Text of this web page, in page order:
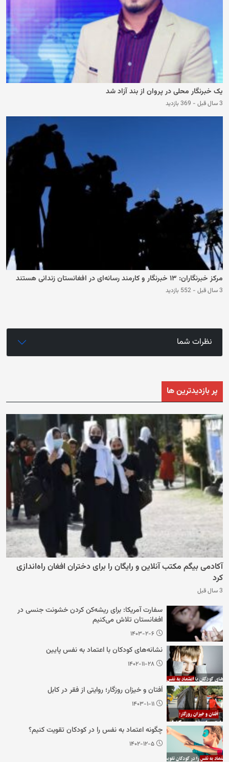
یک خبرنگار محلی در پروان از بند آزاد شد
3 سال قبل - 369 بازدید
مرکز خبرنگاران: ۱۳ خبرنگار و کارمند رسانه‌ای در افغانستان زندانی هستند
3 سال قبل - 552 بازدید
نظرات شما
پر بازدیدترین ها
آکادمی بیگم مکتب آنلاین و رایگان را برای دختران افغان راه‌اندازی
کرد
3 سال قبل
سفارت آمریکا: برای ریشه‌کن کردن خشونت جنسی در
افغانستان تلاش می‌کنیم
۱۴۰۳-۲-۶
نشانه‌های کودکان با اعتماد به نفس پایین
۱۴۰۲-۱۱-۲۸
اُفتان و خیزان روزگار؛ روایتی از فقر در کابل
۱۴۰۳-۱-۱۱
چگونه اعتماد به نفس را در کودکان تقویت کنیم؟
۱۴۰۲-۱۲-۵